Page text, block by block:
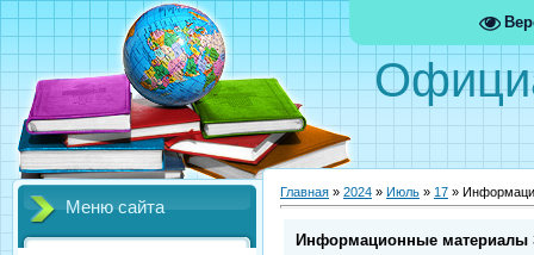
Меню сайта
Главная » 2024 » Июль » 17 »
Информационные